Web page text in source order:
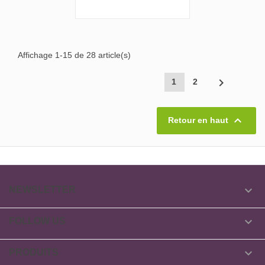
Affichage 1-15 de 28 article(s)
1 2 
Retour en haut 


